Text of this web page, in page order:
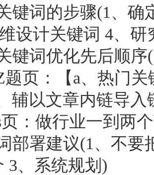
词的步骤(1、确
设计关键词 4、
词优化先后顺序
题页：【a、热门
辅以文章内链导
：做行业一到两
署建议(1、不要
3、系统规划)